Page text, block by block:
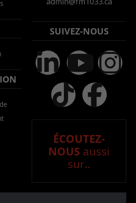
SUIVEZ-NOUS
ÉCOUTEZ-
NOUS aussi
sur..